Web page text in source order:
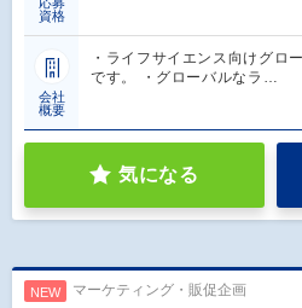
資格
会社
概要
・ライフサイエンス向けグロ
です。 ・グローバルなラ…
気になる
NEW マーケティング・販促企画